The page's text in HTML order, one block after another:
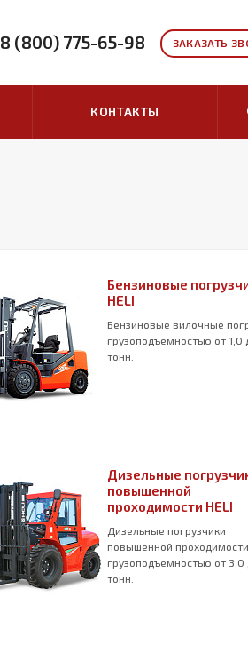
ЗАКАЗАТЬ
8 (800) 775-65-98
КОНТАКТЫ
Бензиновые
HELI
Бензиновые вилочные
грузоподъемностью от 1,0
тонн.
Дизельные
повышенной
проходимости HELI
Дизельные погрузчики
повышенной проходимости
грузоподъемностью от 3,0
тонн.